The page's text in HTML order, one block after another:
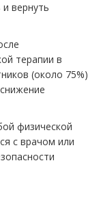
вернуть
терапии в
(около 75%)
физической
с врачом или